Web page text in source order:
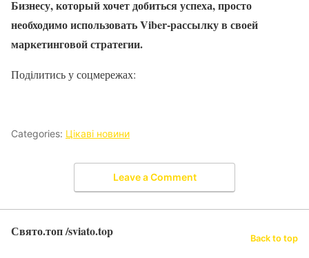
Бизнесу, который хочет добиться успеха, просто
необходимо использовать Viber-рассылку в своей
маркетинговой стратегии.
Поділитись у соцмережах:
Categories: Цікаві новини
Leave a Comment
Свято.топ /sviato.top Back to top